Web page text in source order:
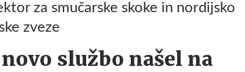
za smučarske skoke in nordijsko
zveze
službo našel na